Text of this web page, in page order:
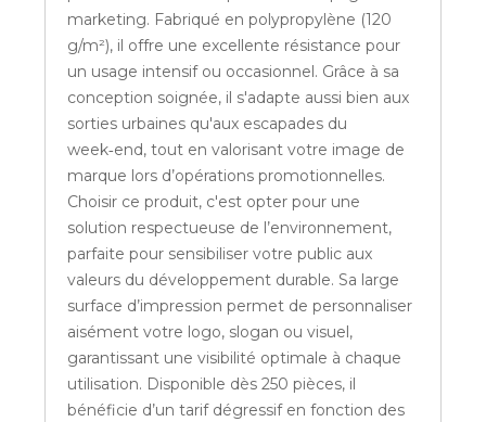
marketing. Fabriqué en polypropylène (120
g/m²), il offre une excellente résistance pour
un usage intensif ou occasionnel. Grâce à sa
conception soignée, il s'adapte aussi bien aux
sorties urbaines qu'aux escapades du
week‑end, tout en valorisant votre image de
marque lors d’opérations promotionnelles.
Choisir ce produit, c'est opter pour une
solution respectueuse de l’environnement,
parfaite pour sensibiliser votre public aux
valeurs du développement durable. Sa large
surface d’impression permet de personnaliser
aisément votre logo, slogan ou visuel,
garantissant une visibilité optimale à chaque
utilisation. Disponible dès 250 pièces, il
bénéficie d’un tarif dégressif en fonction des